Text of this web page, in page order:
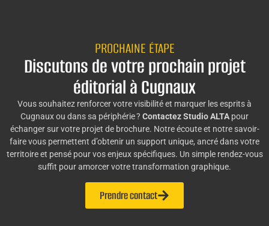
PROCHAINE ÉTAPE
Discutons de votre prochain projet
éditorial à Cugnaux
Vous souhaitez renforcer votre visibilité et marquer les esprits à
Cugnaux ou dans sa périphérie ? Contactez Studio ALTA pour
échanger sur votre projet de brochure. Notre écoute et notre savoir-
faire vous permettent d’obtenir un support unique, ancré dans votre
territoire et pensé pour vos enjeux spécifiques. Un simple rendez-vous
suffit pour amorcer votre transformation graphique.
Prendre contact